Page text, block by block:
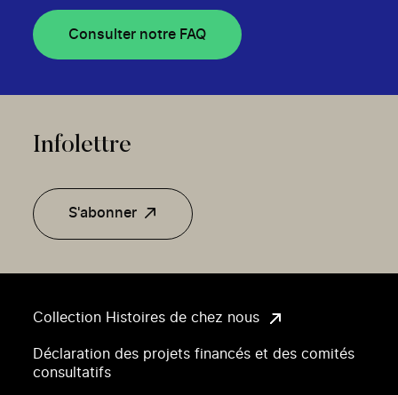
Collection Histoires de chez nous
Déclaration des projets financés et des comités
consultatifs
Consulter notre FAQ
Infolettre
S'abonner